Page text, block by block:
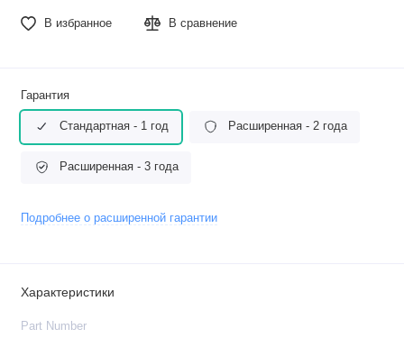
В избранное В сравнение
Гарантия
Стандартная - 1 год Расширенная - 2 года
Расширенная - 3 года
Подробнее о расширенной гарантии
Характеристики
Part Number